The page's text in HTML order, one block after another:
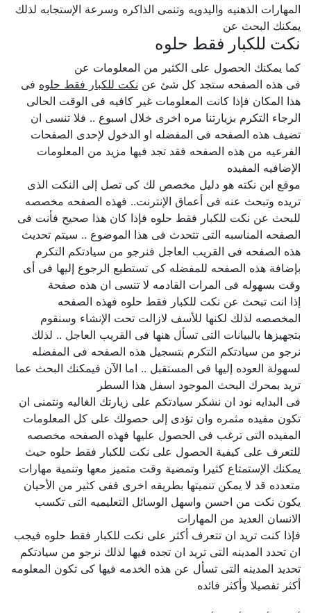
المهارات الذهنيه واليدويه وتنمى الذاكره وسرعة الإستجابه لذلك
يمكنك البحث عن
نكت للكبار فقط حلوه
كما يمكنك الحصول على الكثير من المعلومات عن
فى هذه الصفحه ستجد كل شئ عننكت للكبار فقط حلوهفى
هذا المكان فإذا كانت المعلومات غير كافيه فى الوقت الحالى
الرجاء التكرم بزيارتنا مره اخرى خلال اسبوع .. فلا تنسى ان
تضيف هذه الصفحه فى المفضله او الدخول لإحدى الصفحات
الفرعيه من هذه الصفحه فقد تجد فيها مزيد من المعلومات
الإضافيه المفيده
موقع ابن نكته هو دليل مخصص لك كى تصل إلى النكت الذى
تريده وتبحث عنه فى أعماق الإنترنت.. فهذه الصفحه مخصصه
للبحث عن نكت للكبار فقط حلوه فإذا كان هذا صحيح فأنت فى
الصفحه المناسبه التى تتحدث فى هذا الموضوع .. سيتم تحديث
هذه الصفحه فى القريب العاجل فنرجو من سيادتكم التكرم
بإضافة هذه الصفحه للمفضله كى تستطيع الرجوع إليها فى أى
وقت بسهوله فى المرات القادمه لا تنسى ان هذه صفحة
إذا انت تبحث عن نكت للكبار فقط حلوه فهذه الصفحه
المخصصه لذلك لكنها للأسف لازالت تحت الإنشاء وسنقوم
بتجهيزها بالبيانات التى تسأل هنها فى القريب العاجل .. لذلك
نرجو من سيادتكم التكرم بتسجيل هذه الصفحه فى المفضله
لسهولة العوده إليها فى المستقبل .. اما الآن فيمكنك البحث عما
تريد بمحرك البحث الموجود اسفل هذا السطر
فى البدايه نود ان نشكر سيادتكم على زيارتك الغاليه ونتمنى ان
تكون مفيده مثمره وان تؤدى إلى حصولك على كل المعلومات
المفيده التى ترغب فى الحصول عليها فهذه الصفحه مخصصه
للتعرف على كيفية الحصول على نكت للكبار فقط حلوه حيث
يمكنك الإستمتاع كثيرا وتمضية وقت متميز معها وتنمية مهارات
متعدده قد لا يمكن تنميتها بطريقه اخرى ففى كثير من الأحيان
يكون نكت من احسن واسهل الوسائل التعليميه التى تكسب
الانسان العديد من المهارات
فإذا كنت تريد ان تتعرف أكثر على نكت للكبار فقط حلوه فيجب
ان تحدد المدينه التى تريد ان تجده فيها لذلك نرجو من سيادتكم
تحديد المدينه التى تسأل عن هذه الخدمه فيها كى تكون المعلومه
أكثر تفصيلا وأكثر فائده